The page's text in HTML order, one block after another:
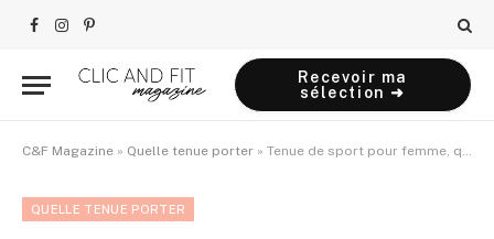
Facebook
Instagram
Pinterest
Recevoir ma
sélection ➜
C&F Magazine » Quelle tenue porter » Tenue de sport pour femme, quels vêtements porter ?
QUELLE TENUE PORTER